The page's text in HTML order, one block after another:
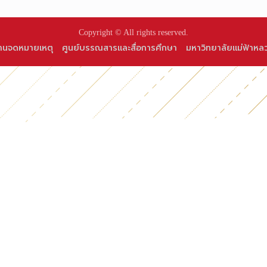
Copyright © All rights reserved.
นจดหมายเหตุ ศูนย์บรรณสารและสื่อการศึกษา มหาวิทยาลัยแม่ฟ้าหล